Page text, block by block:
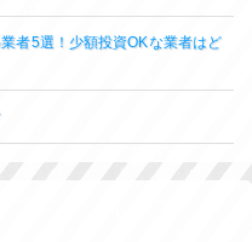
者5選！少額投資OKな業者はど